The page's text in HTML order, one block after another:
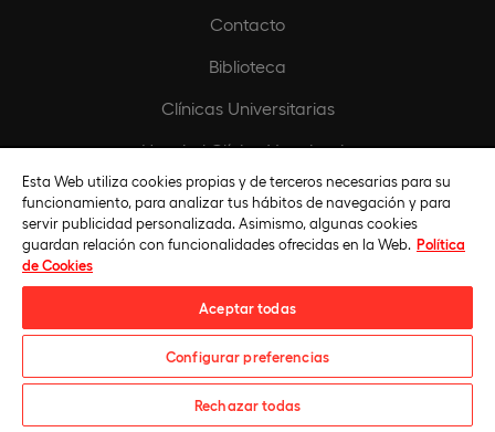
Contacto
Biblioteca
Clínicas Universitarias
Hospital Clínico Veterinario
Creative Campus
Universidad Virtual Colombia
Universidad Online Perú
Universidad En Línea México
Matricúlate
Esta Web utiliza cookies propias y de terceros necesarias para su
funcionamiento, para analizar tus hábitos de navegación y para
servir publicidad personalizada. Asimismo, algunas cookies
guardan relación con funcionalidades ofrecidas en la Web. Política
de Cookies
Aceptar todas
Configurar preferencias
Rechazar todas